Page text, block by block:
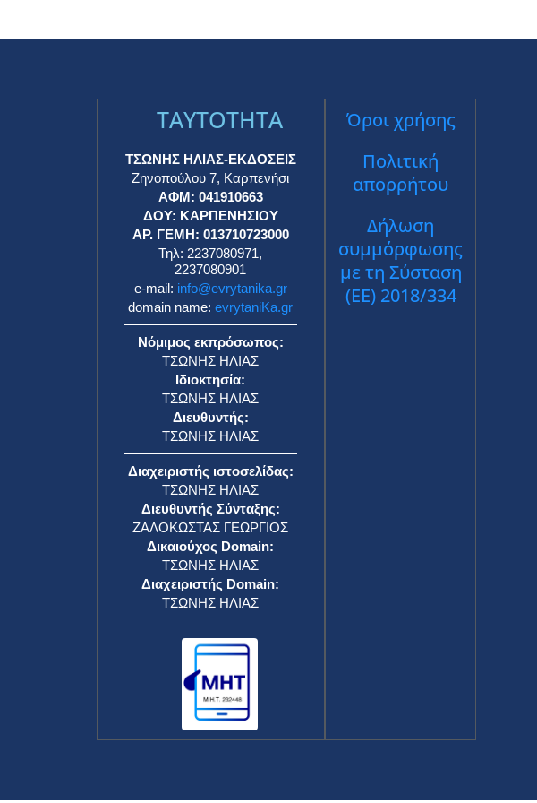
TAYTOTHTA
ΤΣΩΝΗΣ ΗΛΙΑΣ-ΕΚΔΟΣΕΙΣ
Ζηνοπούλου 7, Καρπενήσι
ΑΦΜ: 041910663
ΔΟΥ: ΚΑΡΠΕΝΗΣΙΟΥ
ΑΡ. ΓΕΜΗ: 013710723000
Τηλ: 2237080971,
2237080901
e-mail: info@evrytanika.gr
domain name:evrytaniKa.gr
Νόμιμος εκπρόσωπος:
ΤΣΩΝΗΣ ΗΛΙΑΣ
Ιδιοκτησία:
ΤΣΩΝΗΣ ΗΛΙΑΣ
Διευθυντής:
ΤΣΩΝΗΣ ΗΛΙΑΣ
Διαχειριστής ιστοσελίδας:
ΤΣΩΝΗΣ ΗΛΙΑΣ
Διευθυντής Σύνταξης:
ΖΑΛΟΚΩΣΤΑΣ ΓΕΩΡΓΙΟΣ
Δικαιούχος Domain:
ΤΣΩΝΗΣ ΗΛΙΑΣ
Διαχειριστής Domain:
ΤΣΩΝΗΣ ΗΛΙΑΣ
Όροι χρήσης
Πολιτική
απορρήτου
Δήλωση
συμμόρφωσης
με τη Σύσταση
(ΕΕ) 2018/334